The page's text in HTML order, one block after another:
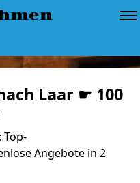
Laar ☛ 100
Top-
Angebote in 2